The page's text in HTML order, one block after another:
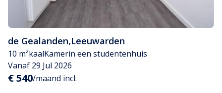
de Gealanden,Leeuwarden
10 m²kaalKamerin een studentenhuis
Vanaf 29 Jul 2026
€ 540/maand incl.